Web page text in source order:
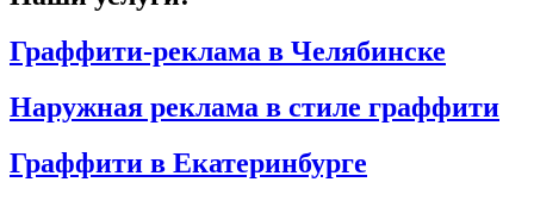
Граффити-реклама в Челябинске
Наружная реклама в стиле граффити
Граффити в Екатеринбурге